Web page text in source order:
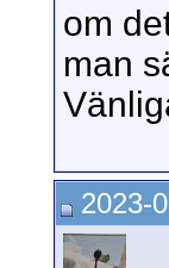
om
man
2023-